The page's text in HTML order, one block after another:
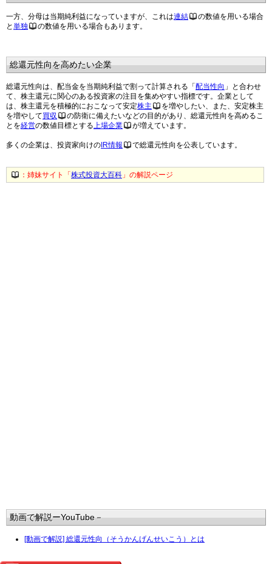
一方、分母は当期純利益になっていますが、これは連結
の数値を用いる場合
と単独 の数値を用いる場合もあります。
総還元性向を高めたい企業
総還元性向は、配当金を当期純利益で割って計算される「 配当性向 」と合わせ
て、株主還元に関心のある投資家の注目を集めやすい指標です。企業として
は、株主還元を積極的におこなって安定株主
を増やしたい、また、安定株主
を増やして買収
の防衛に備えたいなどの目的があり、総還元性向を高めるこ
とを経営の数値目標とする上場企業 が増えています。
多くの企業は、投資家向けの IR情報 で総還元性向を公表しています。
：姉妹サイト「 株式投資大百科 」の解説ページ
動画で解説ーYouTube－
[動画で解説] 総還元性向（そうかんげんせいこう）とは